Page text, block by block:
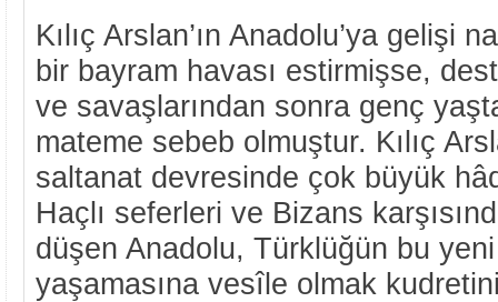
Kılıç Arslan’ın Anadolu’ya gelişi
bir bayram havası estirmişse,
ve savaşlarından sonra genç
mateme sebeb olmuştur. Kılıç
saltanat devresinde çok büyük
Haçlı seferleri ve Bizans
düşen Anadolu, Türklüğün bu
yaşamasına vesîle olmak